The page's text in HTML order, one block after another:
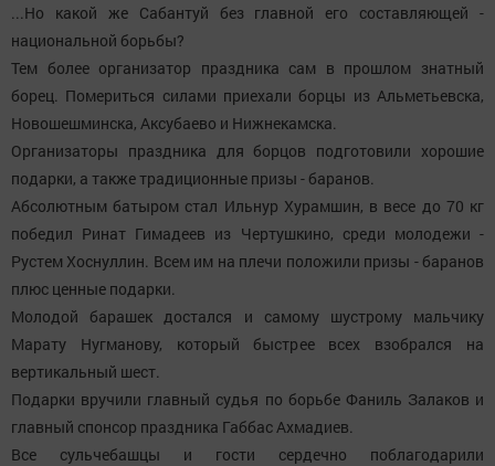
...Но какой же Сабантуй без главной его составляющей -
национальной борьбы?
Тем более организатор праздника сам в прошлом знатный
борец. Помериться силами приехали борцы из Альметьевска,
Новошешминска, Аксубаево и Нижнекамска.
Организаторы праздника для борцов подготовили хорошие
подарки, а также традиционные призы - баранов.
Абсолютным батыром стал Ильнур Хурамшин, в весе до 70 кг
победил Ринат Гимадеев из Чертушкино, среди молодежи -
Рустем Хоснуллин. Всем им на плечи положили призы - баранов
плюс ценные подарки.
Молодой барашек достался и самому шустрому мальчику
Марату Нугманову, который быстрее всех взобрался на
вертикальный шест.
Подарки вручили главный судья по борьбе Фаниль Залаков и
главный спонсор праздника Габбас Ахмадиев.
Все сульчебашцы и гости сердечно поблагодарили